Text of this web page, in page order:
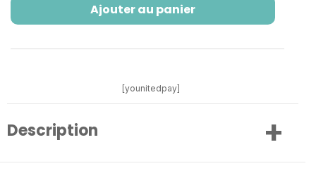
Ajouter au panier
[younitedpay]
Description